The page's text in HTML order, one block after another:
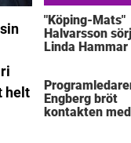
helt
"Köping-Mats"
Halvarsson
Linda Hammar
Engberg bröt
kontakten